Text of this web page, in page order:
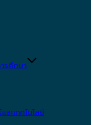
รศึกษา
ะเทคโนโลยี